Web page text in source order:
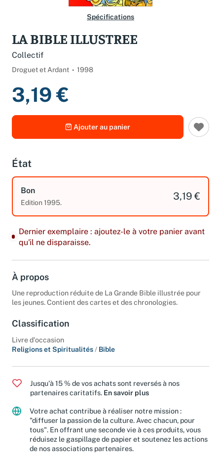
Spécifications
LA BIBLE ILLUSTREE
Collectif
Droguet et Ardant 1998
3,19 €
Ajouter au panier
État
Bon
Edition 1995.
3,19 €
Dernier exemplaire : ajoutez-le à votre panier avant
qu'il ne disparaisse.
À propos
Une reproduction réduite de La Grande Bible illustrée pour
les jeunes. Contient des cartes et des chronologies.
Classification
Livre d'occasion
Religions et Spiritualités / Bible
Jusqu'à 15 % de vos achats sont reversés à nos
partenaires caritatifs. En savoir plus
Votre achat contribue à réaliser notre mission :
"diffuser la passion de la culture. Avec chacun, pour
tous". En offrant une seconde vie à ces produits, vous
réduisez le gaspillage de papier et soutenez les actions
de nos associations partenaires.